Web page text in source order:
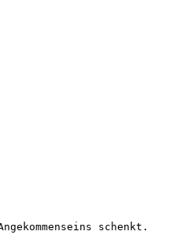
schenkt.